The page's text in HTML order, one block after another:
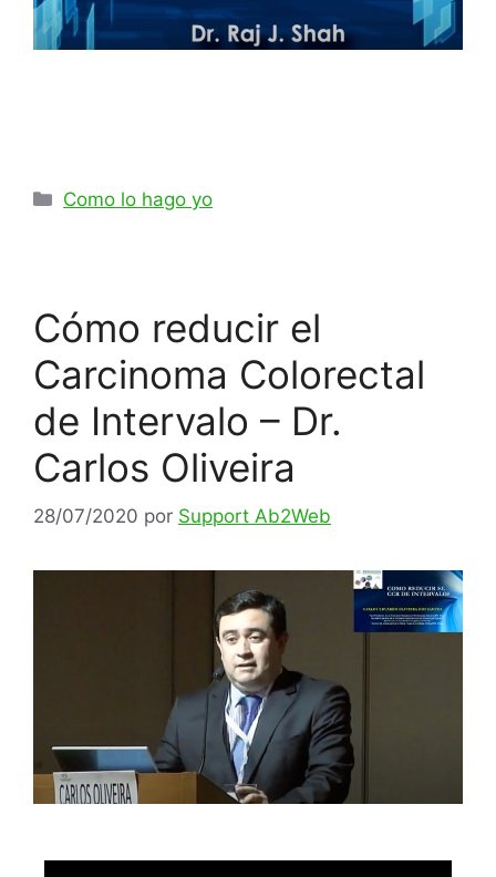
Como lo hago yo
Cómo reducir el
Carcinoma Colorectal
de Intervalo – Dr.
Carlos Oliveira
28/07/2020 por Support Ab2Web